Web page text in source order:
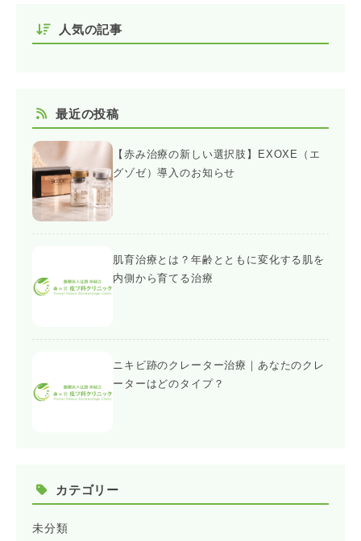
人気の記事
最近の投稿
【赤み治療の新しい選択肢】EXOXE（エ
グゾゼ）導入のお知らせ
肌育治療とは？年齢とともに変化する肌を
内側から育てる治療
ニキビ跡のクレーター治療｜あなたのクレ
ーターはどのタイプ？
カテゴリー
未分類